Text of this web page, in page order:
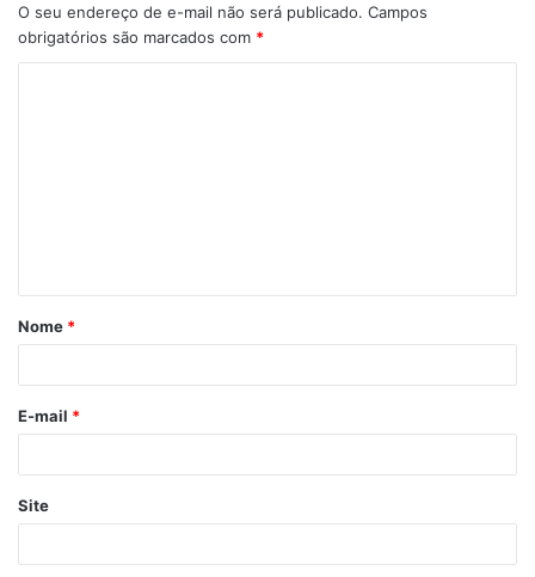
O seu endereço de e-mail não será publicado. Campos
obrigatórios são marcados com *
á
r
*
Nome *
E-mail *
Site